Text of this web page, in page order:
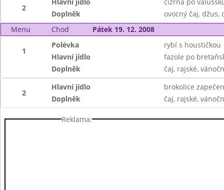
2
Doplněk
ovocný čaj, džus,
Menu
Chod Pátek 19. 12. 2008
1
Polévka
rybí s houstičkou
Hlavní jídlo
fazole po
Doplněk
čaj, rajské,
2
Hlavní jídlo
brokolice
Doplněk
čaj, rajské,
Reklama: